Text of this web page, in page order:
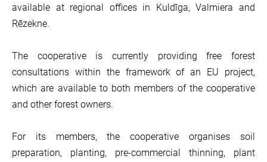
available at regional offices in Kuldīga, Valmiera and
Rēzekne.
The cooperative is currently providing free forest
consultations within the framework of an EU project,
which are available to both members of the cooperative
and other forest owners.
For its members, the cooperative organises soil
preparation, planting, pre-commercial thinning, plant